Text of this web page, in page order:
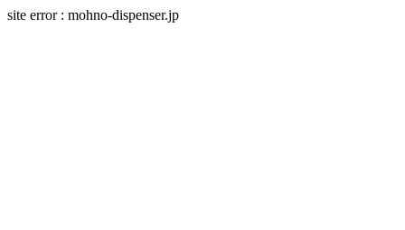
site error : mohno-dispenser.jp